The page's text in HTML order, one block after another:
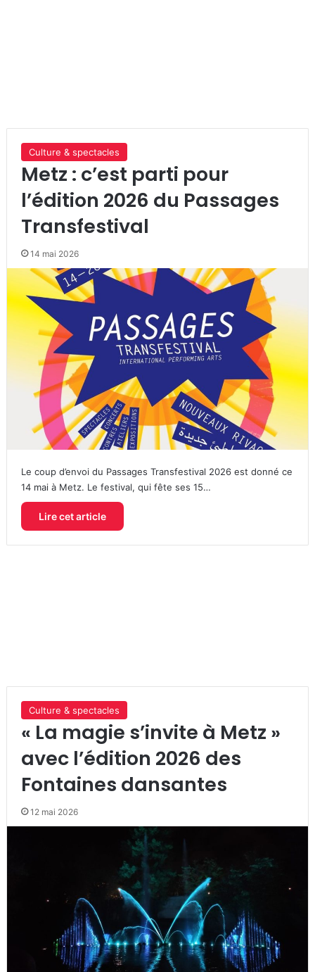
Culture & spectacles
Metz : c’est parti pour
l’édition 2026 du Passages
Transfestival
14 mai 2026
Le coup d’envoi du Passages Transfestival 2026 est donné ce
14 mai à Metz. Le festival, qui fête ses 15…
Lire cet article
Culture & spectacles
« La magie s’invite à Metz »
avec l’édition 2026 des
Fontaines dansantes
12 mai 2026